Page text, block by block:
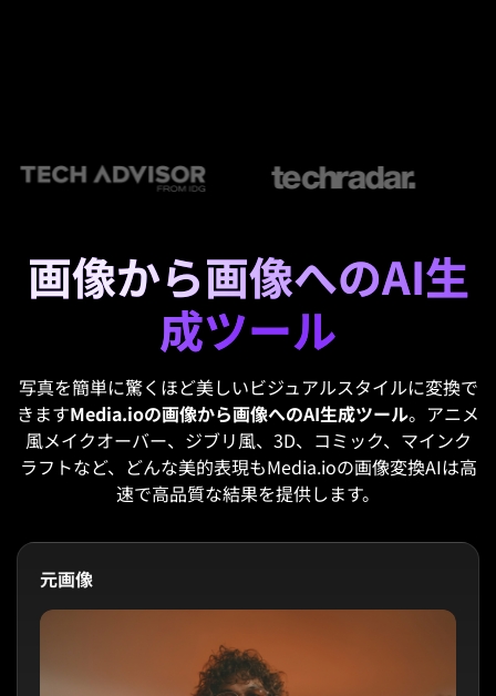
画像から画像へのAI生
成ツール
写真を簡単に驚くほど美しいビジュアルスタイルに変換で
きますMedia.ioの画像から画像へのAI生成ツール。アニメ
風メイクオーバー、ジブリ風、3D、コミック、マインク
ラフトなど、どんな美的表現もMedia.ioの画像変換AIは高
速で高品質な結果を提供します。
元画像